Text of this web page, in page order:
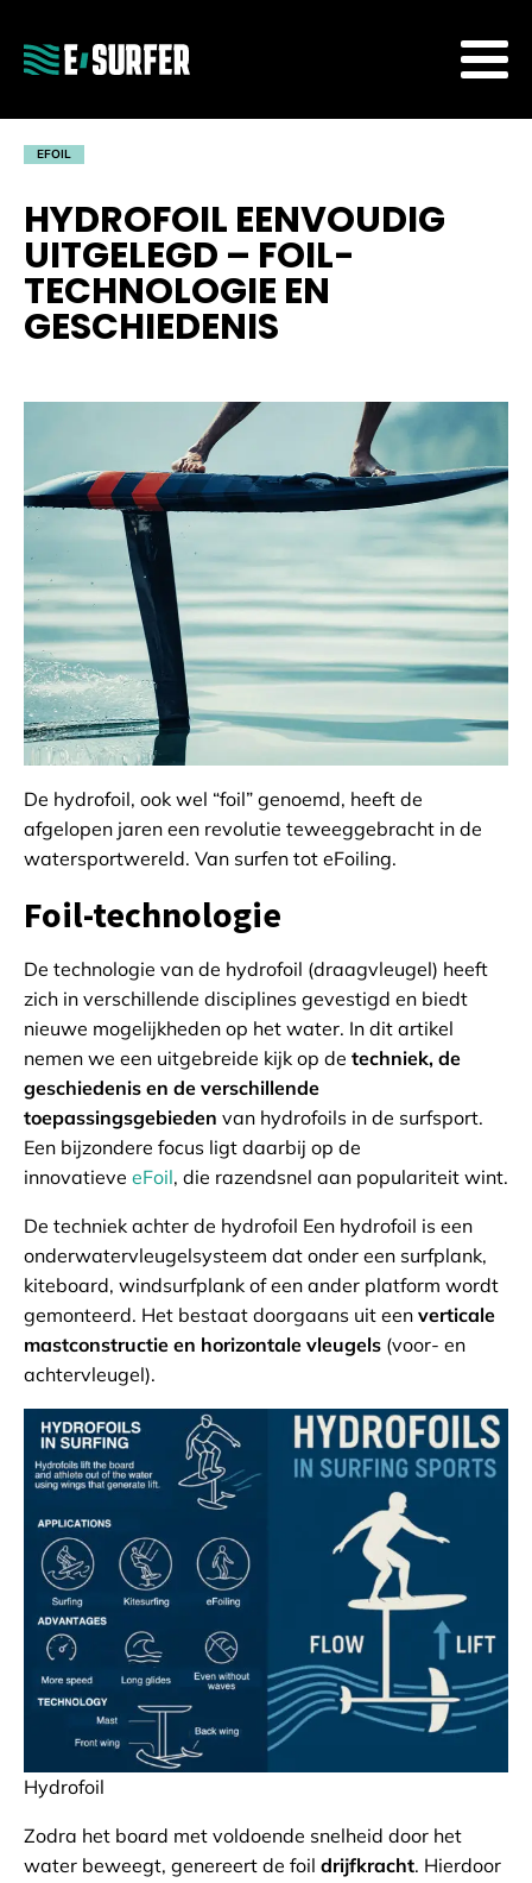
EFOIL
HYDROFOIL EENVOUDIG
UITGELEGD – FOIL-
TECHNOLOGIE EN
GESCHIEDENIS
De hydrofoil, ook wel “foil” genoemd, heeft de
afgelopen jaren een revolutie teweeggebracht in de
watersportwereld. Van surfen tot eFoiling.
Foil-technologie
De technologie van de hydrofoil (draagvleugel) heeft
zich in verschillende disciplines gevestigd en biedt
nieuwe mogelijkheden op het water. In dit artikel
nemen we een uitgebreide kijk op de techniek, de
geschiedenis en de verschillende
toepassingsgebieden van hydrofoils in de surfsport.
Een bijzondere focus ligt daarbij op de
innovatieve eFoil, die razendsnel aan populariteit wint.
De techniek achter de hydrofoil Een hydrofoil is een
onderwatervleugelsysteem dat onder een surfplank,
kiteboard, windsurfplank of een ander platform wordt
gemonteerd. Het bestaat doorgaans uit een verticale
mastconstructie en horizontale vleugels (voor- en
achtervleugel).
Hydrofoil
Zodra het board met voldoende snelheid door het
water beweegt, genereert de foil drijfkracht. Hierdoor